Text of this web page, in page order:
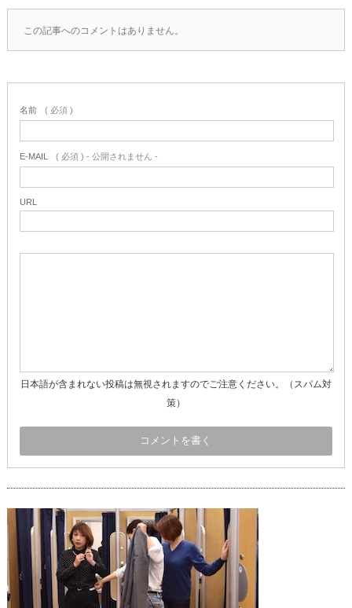
この記事へのコメントはありません。
名前 ( 必須 )
E-MAIL ( 必須 ) - 公開されません -
URL
日本語が含まれない投稿は無視されますのでご注意ください。（スパム対
策）